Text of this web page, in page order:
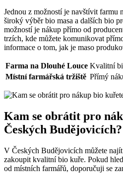
Jednou z​ možností‌ je navštívit farmu
široký výběr bio ⁣masa a dalších bio
‌možností je nákup přímo od
trzích, kde můžete komunikovat
informace o tom, jak ​je ⁤maso
Farma na⁣ Dlouhé Louce Kvalitní
Místní farmářská⁣ tržiště Přímý
Kam se ‌obrátit pro
Českých Budějovicích?
V Českých Budějovicích můžete
zakoupit kvalitní bio kuře. ​Pokud
od místních farmářů,‍ doporučuji se